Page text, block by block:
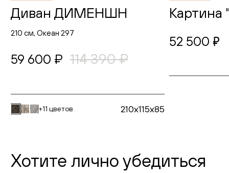
Диван ДИМЕНШН
210 см, Океан 297
59 600 ₽ 114 390 ₽
+11 цветов 210x115x85
Картина
52 500 руб.
Хотите лично убедиться